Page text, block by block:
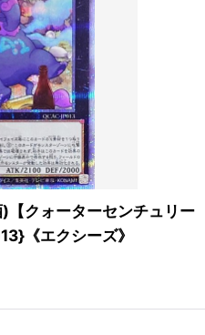
クォーターセンチュリー
《エクシーズ》